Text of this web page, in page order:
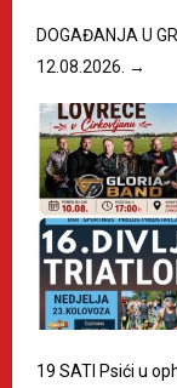
DOGAĐANJA U
12.08.2026. →
19 SATI Psići u